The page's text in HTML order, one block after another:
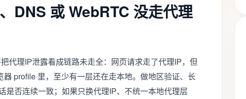
DNS 或 WebRTC 没走代理
代理IP泄露看成链路未走全：网页请求走了代理IP，但
profile 里，至少有一层还在走本地。做地区验证、长
否连续一致；如果只换代理IP、不统一本地代理层